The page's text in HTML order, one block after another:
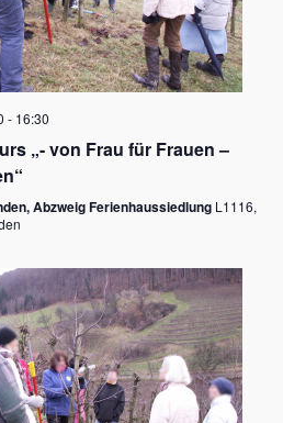
- 16:30
„- von Frau für Frauen –
Abzweig Ferienhaussiedlung L1116,